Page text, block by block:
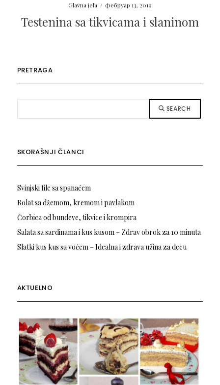
Glavna jela / фебруар 13, 2019
Testenina sa tikvicama i slaninom
PRETRAGA
SEARCH
SKORAŠNJI ČLANCI
Svinjski file sa spanaćem
Rolat sa džemom, kremom i pavlakom
Čorbica od bundeve, tikvice i krompira
Salata sa sardinama i kus kusom – Zdrav obrok za 10 minuta
Slatki kus kus sa voćem – Idealna i zdrava užina za decu
AKTUELNO